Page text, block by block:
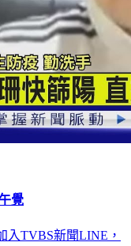
覺
入TVBS新聞LINE，